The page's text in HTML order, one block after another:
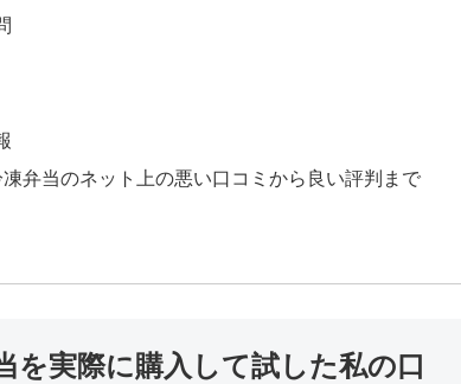
弁当のネット上の悪い口コミから良い評判まで
実際に購入して試した私の口